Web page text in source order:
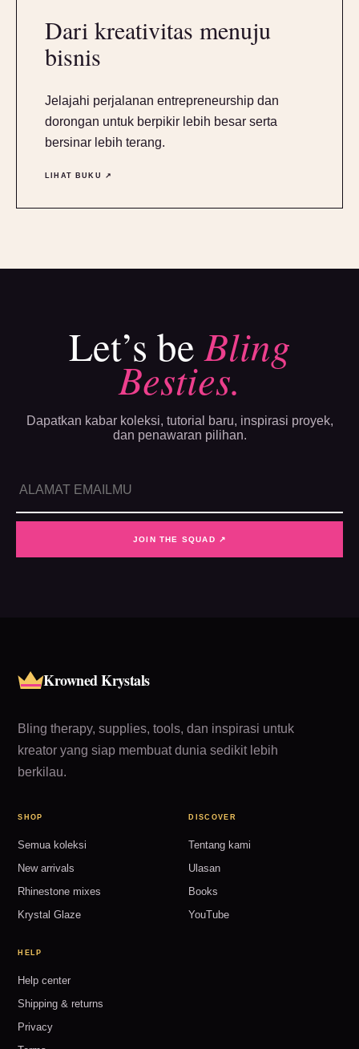
Dari kreativitas menuju
bisnis
Jelajahi perjalanan entrepreneurship dan
dorongan untuk berpikir lebih besar serta
bersinar lebih terang.
LIHAT BUKU ↗
Let’s beBling
Besties.
Dapatkan kabar koleksi, tutorial baru, inspirasi proyek,
dan penawaran pilihan.
JOIN THE SQUAD ↗
Krowned Krystals
Bling therapy, supplies, tools, dan inspirasi untuk
kreator yang siap membuat dunia sedikit lebih
berkilau.
SHOP
Semua koleksi
New arrivals
Rhinestone mixes
Krystal Glaze
DISCOVER
Tentang kami
Ulasan
Books
YouTube
HELP
Help center
Shipping & returns
Privacy